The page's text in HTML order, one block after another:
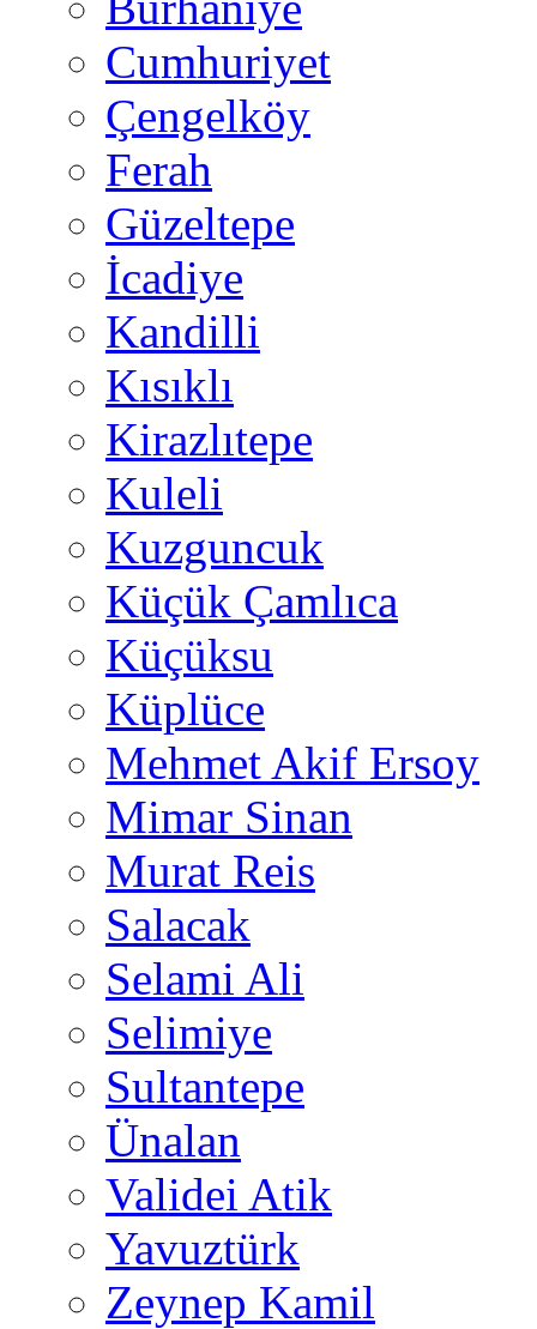
Cumhuriyet
Çengelköy
Ferah
Güzeltepe
İcadiye
Kandilli
Kısıklı
Kirazlıtepe
Kuleli
Kuzguncuk
Küçük Çamlıca
Küçüksu
Küplüce
Mehmet Akif Ersoy
Mimar Sinan
Murat Reis
Salacak
Selami Ali
Selimiye
Sultantepe
Ünalan
Validei Atik
Yavuztürk
Zeynep Kamil